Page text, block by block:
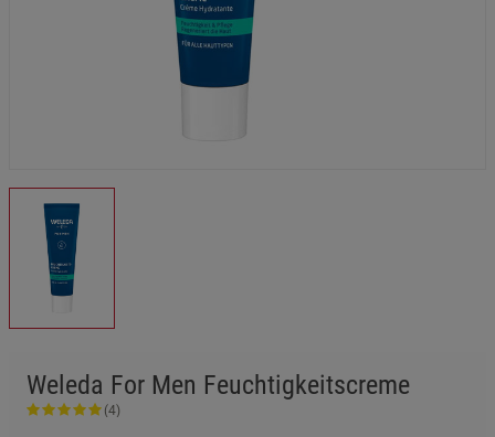
Weleda For Men Feuchtigkeitscreme
(4)